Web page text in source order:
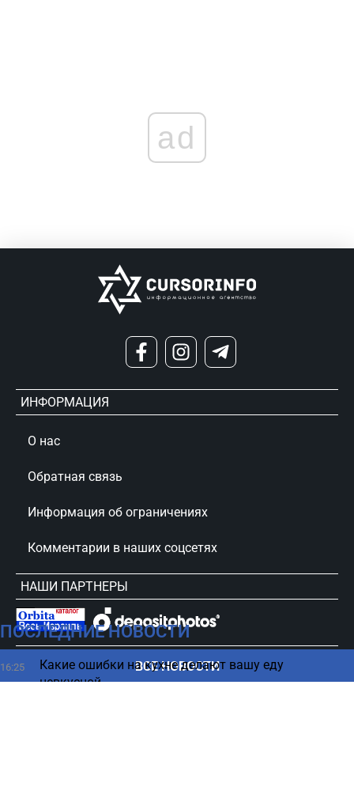
ПОСЛЕДНИЕ НОВОСТИ
16:25
Какие ошибки на кухне делают вашу еду
невкусной
ВСЕ НОВОСТИ
ad
ИНФОРМАЦИЯ
О нас
Обратная связь
Информация об ограничениях
Комментарии в наших соцсетях
НАШИ ПАРТНЕРЫ
сursorinfo.co.il © Все права защищены